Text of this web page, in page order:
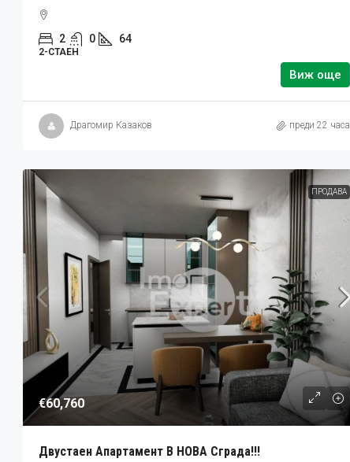
2 0 64
2-СТАЕН
Виж още
Драгомир Казаков преди 22 часа
ПРОДАВА
€60,760
Двустаен Апартамент В НОВА Сграда!!!